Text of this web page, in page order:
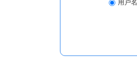
用户名